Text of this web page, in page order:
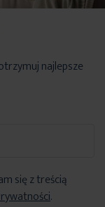
najlepsze
się z treścią
.